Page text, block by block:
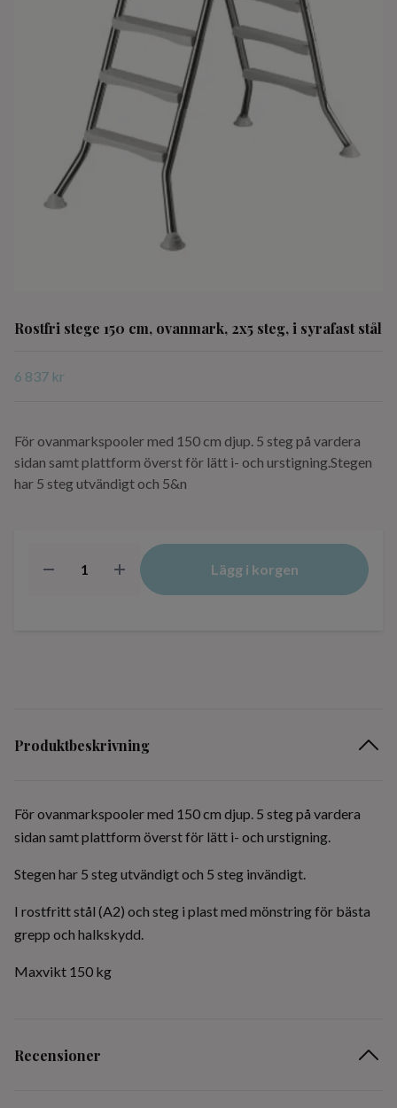
Rostfri stege 150 cm, ovanmark, 2x5 steg, i syrafast stål
6 837 kr
För ovanmarkspooler med 150 cm djup. 5 steg på vardera
sidan samt plattform överst för lätt i- och urstigning.Stegen
har 5 steg utvändigt och 5&n
Lägg i korgen
Produktbeskrivning
För ovanmarkspooler med 150 cm djup. 5 steg på vardera
sidan samt plattform överst för lätt i- och urstigning.
Stegen har 5 steg utvändigt och 5 steg invändigt.
I rostfritt stål (A2) och steg i plast med mönstring för bästa
grepp och halkskydd.
Maxvikt 150 kg
Recensioner